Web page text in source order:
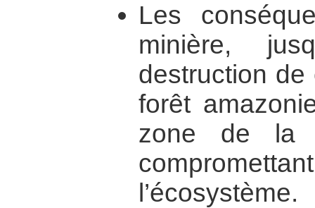
Les
minière,
destruction
forêt
zone de la
l’écosystème.